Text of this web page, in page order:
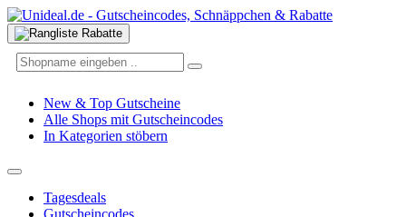
New & Top Gutscheine
Alle Shops mit Gutscheincodes
In Kategorien stöbern
Tagesdeals
Gutscheincodes